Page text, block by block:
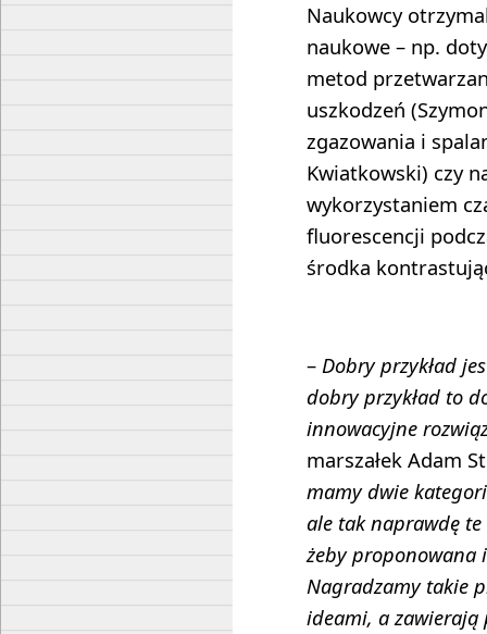
Naukowcy
naukowe – np.
metod
uszkodzeń
zgazowania i
Kwiatkowski) czy
wykorzystaniem
fluorescencji
środka
– Dobry przykład
dobry przykład to
innowacyjne
marszałek Adam
mamy dwie
ale tak naprawdę
żeby proponowana
Nagradzamy takie
ideami, a zawierają